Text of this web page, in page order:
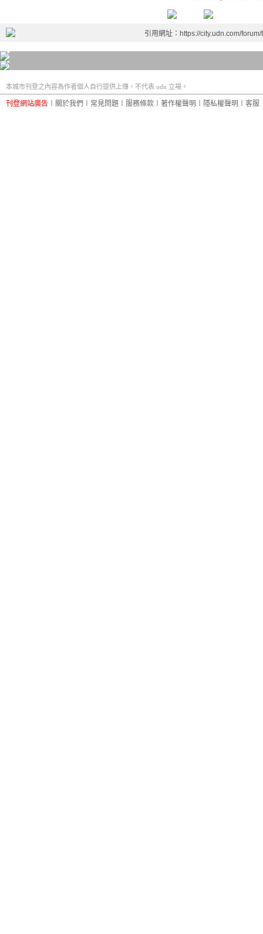
引用網址：https://city.udn.com/
本城市刊登之內容為作者個人自行提供上傳，不代表 udn 立場。
刊登網站廣告 關於我們 常見問題 服務條款 著作權聲明 隱私權聲明 客服